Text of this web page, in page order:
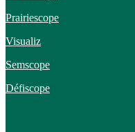
Prairiescope
Visualiz
Semscope
Défiscope